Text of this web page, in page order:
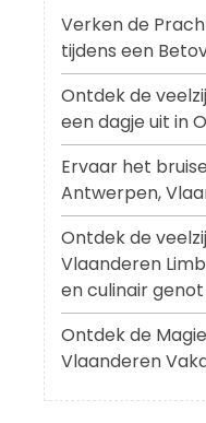
Verken de
tijdens een
Ontdek de
een dagje uit in
Ervaar het
Antwerpen,
Ontdek de
Vlaanderen
en culinair genot
Ontdek de
Vlaanderen